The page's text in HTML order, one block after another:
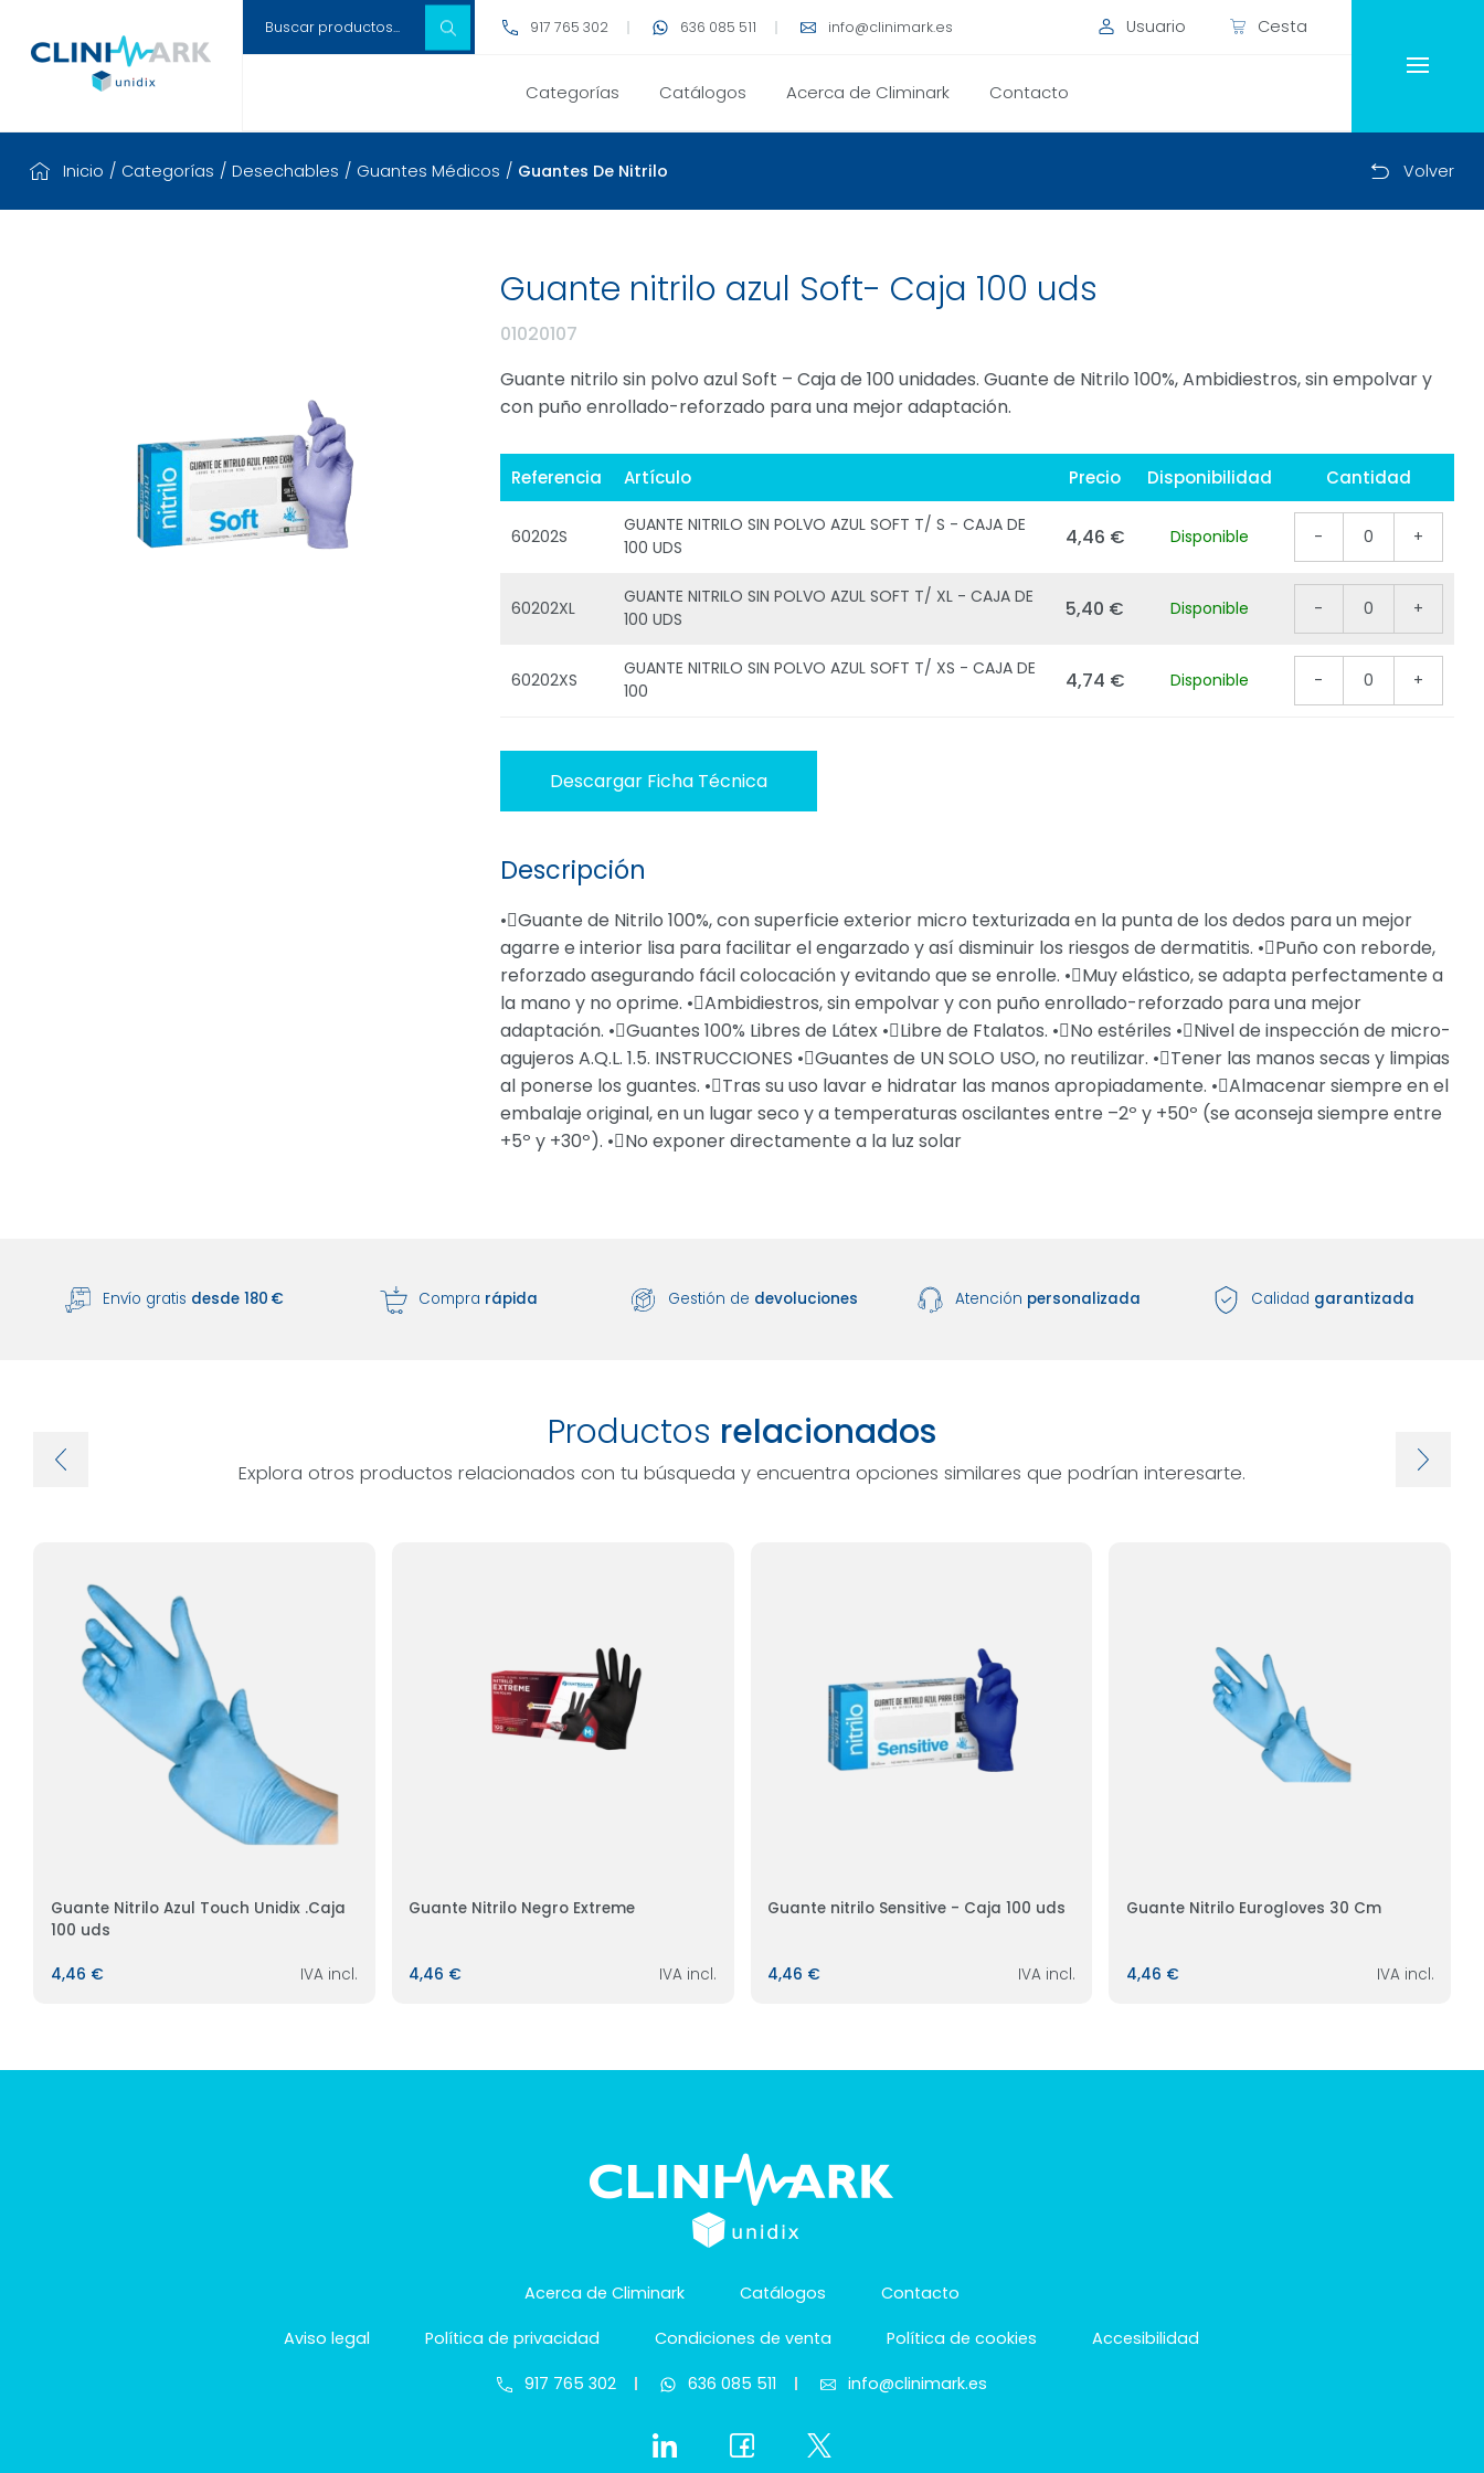
917 765 302 636 085 511 info@clinimark.es Usuario Cesta
Categorías Catálogos Acerca de Climinark Contacto
Inicio / Categorías / Desechables / Guantes Médicos / Guantes De Nitrilo Volver
Guante nitrilo azul Soft- Caja 100 uds
01020107
Guante nitrilo sin polvo azul Soft – Caja de 100 unidades. Guante de Nitrilo 100%, Ambidiestros, sin empolvar y
con puño enrollado-reforzado para una mejor adaptación.
Referencia Artículo Precio Disponibilidad Cantidad
60202S
GUANTE NITRILO SIN POLVO AZUL SOFT T/ S - CAJA DE
100 UDS
4,46 € Disponible - 0 +
60202XL
GUANTE NITRILO SIN POLVO AZUL SOFT T/ XL - CAJA DE
100 UDS
5,40 € Disponible - 0 +
60202XS
GUANTE NITRILO SIN POLVO AZUL SOFT T/ XS - CAJA DE
100
4,74 € Disponible - 0 +
Descargar Ficha Técnica
Descripción
•Guante de Nitrilo 100%, con superficie exterior micro texturizada en la punta de los dedos para un mejor
agarre e interior lisa para facilitar el engarzado y así disminuir los riesgos de dermatitis. •Puño con reborde,
reforzado asegurando fácil colocación y evitando que se enrolle. •Muy elástico, se adapta perfectamente a
la mano y no oprime. •Ambidiestros, sin empolvar y con puño enrollado-reforzado para una mejor
adaptación. •Guantes 100% Libres de Látex •Libre de Ftalatos. •No estériles •Nivel de inspección de micro-
agujeros A.Q.L. 1.5. INSTRUCCIONES •Guantes de UN SOLO USO, no reutilizar. •Tener las manos secas y limpias
al ponerse los guantes. •Tras su uso lavar e hidratar las manos apropiadamente. •Almacenar siempre en el
embalaje original, en un lugar seco y a temperaturas oscilantes entre –2º y +50º (se aconseja siempre entre
+5º y +30º). •No exponer directamente a la luz solar
Envío gratis desde 180 € Compra rápida Gestión de devoluciones Atención personalizada Calidad garantizada
Productos relacionados
Explora otros productos relacionados con tu búsqueda y encuentra opciones similares que podrían interesarte.
Guante Nitrilo Azul Touch Unidix .Caja
100 uds
4,46 € IVA incl.
Guante Nitrilo Negro Extreme
4,46 € IVA incl.
Guante nitrilo Sensitive - Caja 100 uds
4,46 € IVA incl.
Guante Nitrilo Eurogloves 30 Cm
4,46 € IVA incl.
Acerca de Climinark Catálogos Contacto
Aviso legal Política de privacidad Condiciones de venta Política de cookies Accesibilidad
917 765 302 636 085 511 info@clinimark.es